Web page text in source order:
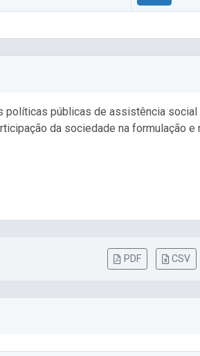
políticas públicas de assistência social
da sociedade na formulação e
PDF CSV